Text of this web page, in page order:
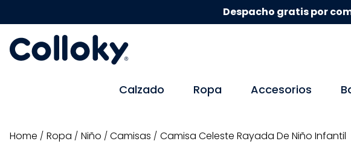
Despacho gratis por
Calzado Ropa Accesorios
ropa niño camisas Camisa Celeste Rayada De Niño Infantil